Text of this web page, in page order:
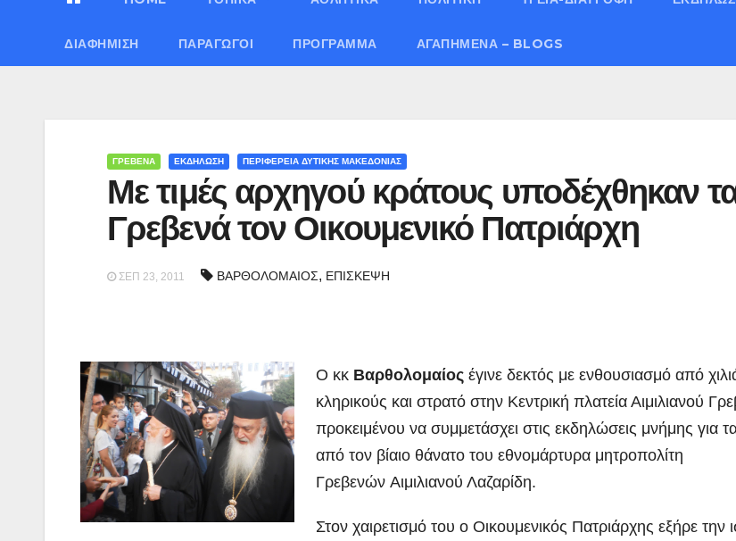
ΔΙΑΦΉΜΙΣΗ ΠΑΡΑΓΩΓΟΊ ΠΡΌΓΡΑΜΜΑ ΑΓΑΠΗΜΈΝΑ – BLOGS
ΓΡΕΒΕΝΑ ΕΚΔΗΛΩΣΗ ΠΕΡΙΦΕΡΕΙΑ ΔΥΤΙΚΗΣ ΜΑΚΕΔΟΝΙΑΣ
Με τιμές αρχηγού κράτους υποδέχθηκαν
Γρεβενά τον Οικουμενικό Πατριάρχη
ΣΕΠ 23, 2011 ΒΑΡΘΟΛΟΜΑΙΟΣ, ΕΠΙΣΚΕΨΗ
Ο κκ Βαρθολομαίος έγινε δεκτός με ενθουσιασμό από
κληρικούς και στρατό στην Κεντρική πλατεία Αιμιλιανού
προκειμένου να συμμετάσχει στις εκδηλώσεις μνήμης για
από τον βίαιο θάνατο του εθνομάρτυρα μητροπολίτη
Γρεβενών Αιμιλιανού Λαζαρίδη.
Στον χαιρετισμό του ο Οικουμενικός Πατριάρχης εξήρε την